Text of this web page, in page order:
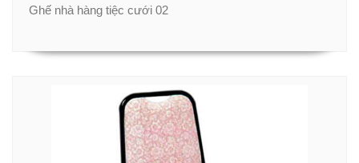
Ghế nhà hàng tiệc cưới 02